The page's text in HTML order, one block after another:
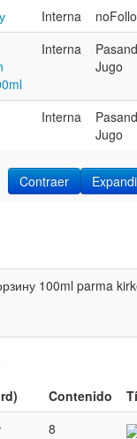
Interna
Interna
Jugo
Interna
Jugo
Contraer
100ml parma
Contenido
8